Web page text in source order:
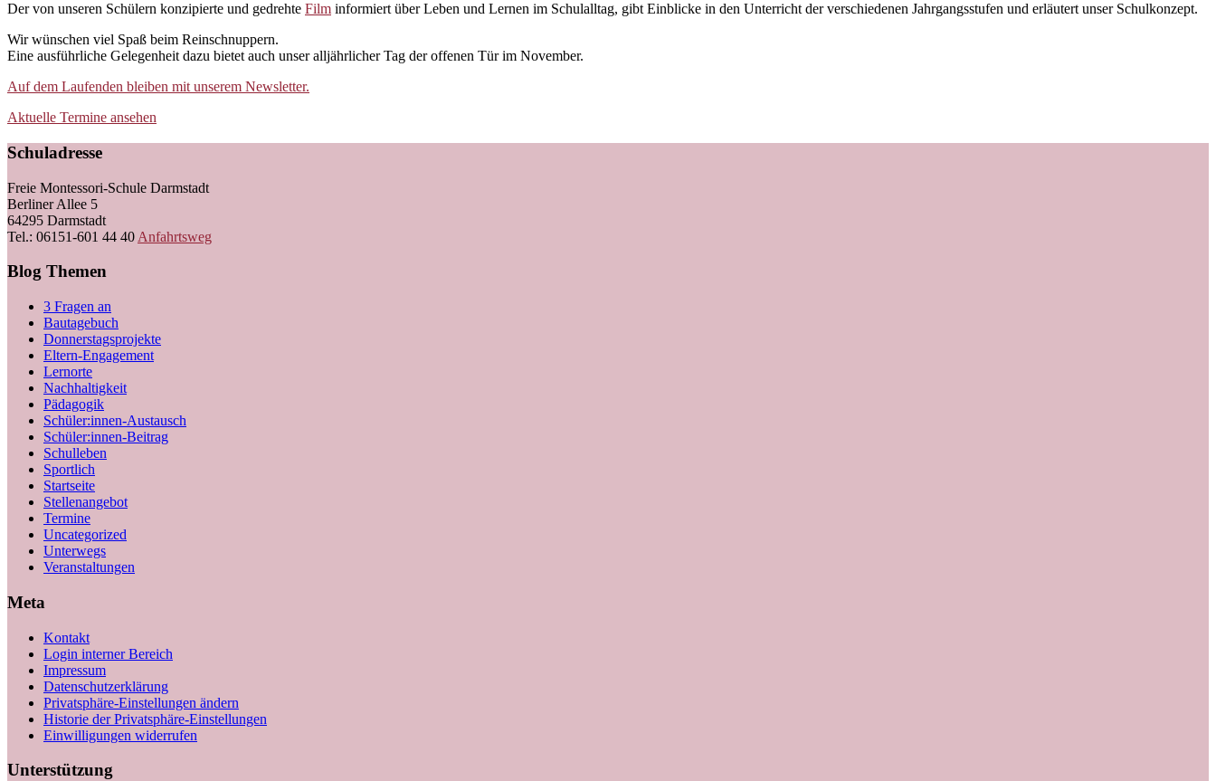
Der von unseren Schülern konzipierte und gedrehte Film informiert über Leben und Lernen im Schulalltag, gibt Einblicke in den Unterricht der verschiedenen Jahrgangsstufen und erläutert unser Schulkonzept.
Wir wünschen viel Spaß beim Reinschnuppern.
Eine ausführliche Gelegenheit dazu bietet auch unser alljährlicher Tag der offenen Tür im November.
Auf dem Laufenden bleiben mit unserem Newsletter.
Aktuelle Termine ansehen
Schuladresse
Freie Montessori-Schule Darmstadt
Berliner Allee 5
64295 Darmstadt
Tel.: 06151-601 44 40 Anfahrtsweg
Blog Themen
3 Fragen an
Bautagebuch
Donnerstagsprojekte
Eltern-Engagement
Lernorte
Nachhaltigkeit
Pädagogik
Schüler:innen-Austausch
Schüler:innen-Beitrag
Schulleben
Sportlich
Startseite
Stellenangebot
Termine
Uncategorized
Unterwegs
Veranstaltungen
Meta
Kontakt
Login interner Bereich
Impressum
Datenschutzerklärung
Privatsphäre-Einstellungen ändern
Historie der Privatsphäre-Einstellungen
Einwilligungen widerrufen
Unterstützung